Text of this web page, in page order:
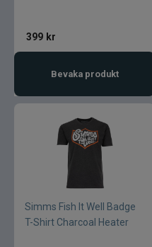
399 kr
Bevaka produkt
Simms Fish It Well Badge
T-Shirt Charcoal Heater